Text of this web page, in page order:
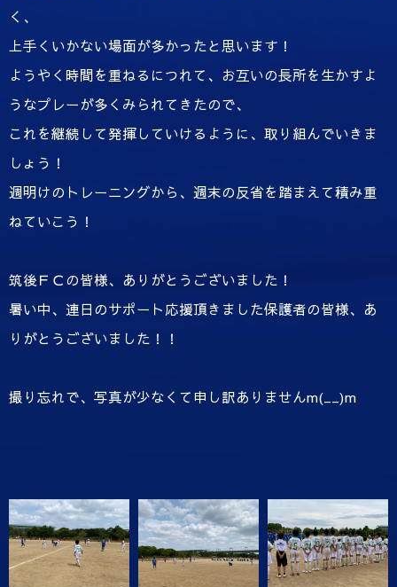
く、
上手くいかない場面が多かったと思います！
ようやく時間を重ねるにつれて、お互いの長所を生かすよ
うなプレーが多くみられてきたので、
これを継続して発揮していけるように、取り組んでいきま
しょう！
週明けのトレーニングから、週末の反省を踏まえて積み重
ねていこう！
筑後ＦＣの皆様、ありがとうございました！
暑い中、連日のサポート応援頂きました保護者の皆様、あ
りがとうございました！！
撮り忘れで、写真が少なくて申し訳ありませんm(__)m